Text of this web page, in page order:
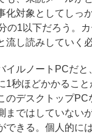
化対象としてしっ
の1以下だろう。
流し読みしていく
ルノートPCだと
1秒ほどかかるこ
のデスクトップPC
まではしていない
できる。個人的に